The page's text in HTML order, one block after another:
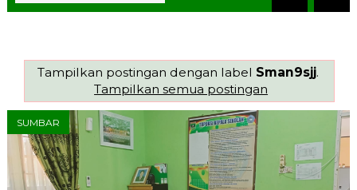
Tampilkan postingan dengan label Sman9sjj.
Tampilkan semua postingan
SUMBAR